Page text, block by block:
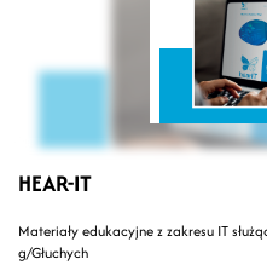
HEAR-IT
Materiały edukacyjne z zakresu IT
g/Głuchych